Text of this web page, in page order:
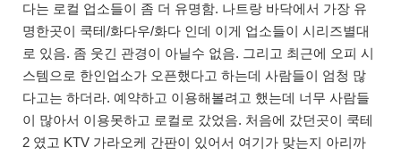
다는 로컬 업소들이 좀 더 유명함. 나트랑 바닥에서 가장 유
명한곳이 쿡테/화다우/화다 인데 이게 업소들이 시리즈별대
로 있음. 좀 웃긴 관경이 아닐수 없음. 그리고 최근에 오피 시
스템으로 한인업소가 오픈했다고 하는데 사람들이 엄청 많
다고는 하더라. 예약하고 이용해볼려고 했는데 너무 사람들
이 많아서 이용못하고 로컬로 갔었음. 처음에 갔던곳이 쿡테
2 였고 KTV 가라오케 간판이 있어서 여기가 맞는지 아리까